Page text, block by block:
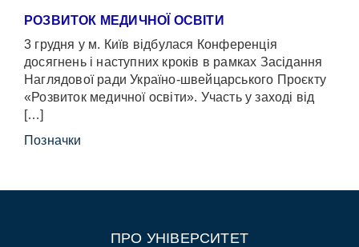
РОЗВИТОК МЕДИЧНОЇ ОСВІТИ
3 грудня у м. Київ відбулася Конференція
досягнень і наступних кроків в рамках Засідання
Наглядової ради Україно-швейцарського Проєкту
«Розвиток медичної освіти». Участь у заході від
[…]
Позначки
ПРО УНІВЕРСИТЕТ